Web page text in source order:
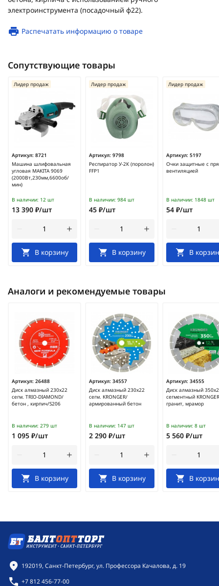
электроинструмента (посадочный ф22).
Распечатать информацию о товаре
Сопутствующие товары
Артикул: 8721
Машина шлифовальная
угловая MAKITA 9069
(2000Вт,230мм,6600об/
мин)
Лидер продаж
В наличии: 12 шт
13 390 ₽/шт
В корзину
Артикул: 9798
Респиратор У-2К (поролон)
FFP1
Лидер продаж
В наличии: 984 шт
45 ₽/шт
В корзину
Артикул: 5197
Очки защитные с
вентиляцией
Лидер продаж
В наличии: 1848 шт
54 ₽/шт
В
Аналоги и рекомендуемые товары
Артикул: 26488
Диск алмазный 230х22
сегм. TRIO-DIAMOND/
бетон , кирпич/S206
В наличии: 279 шт
1 095 ₽/шт
В корзину
Артикул: 34557
Диск алмазный 230х22
сегм. KRONGER/
армированный бетон
В наличии: 147 шт
2 290 ₽/шт
В корзину
Артикул: 34555
Диск алмазный
сегментный
гранит, мрамор
В наличии: 8 шт
5 560 ₽/шт
В
Контактная информация
192019, Санкт-Петербург, ул. Профессора Качалова, д. 19
+7 812 456-77-00